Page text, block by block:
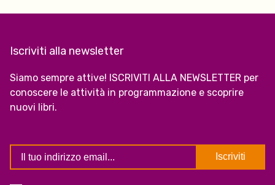
Iscriviti alla newsletter
Siamo sempre attive! ISCRIVITI ALLA NEWSLETTER per
conoscere le attività in programmazione e scoprire
nuovi libri.